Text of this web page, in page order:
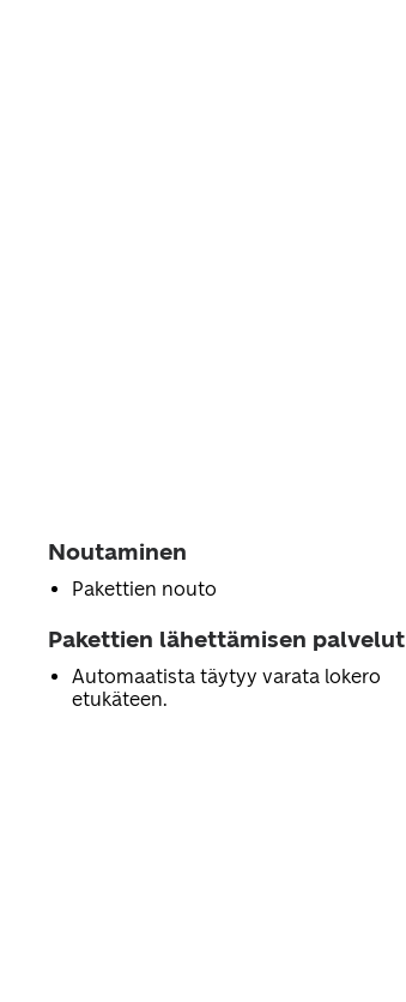
Noutaminen
Pakettien nouto
Pakettien lähettämisen palvelut
Automaatista täytyy varata lokero
etukäteen.